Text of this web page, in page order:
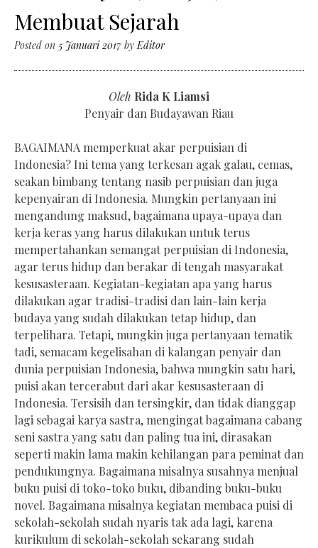
Membuat Sejarah
Posted on 5 Januari 2017byEditor
Oleh Rida K Liamsi
Penyair dan Budayawan Riau
BAGAIMANA memperkuat akar perpuisian di
Indonesia? Ini tema yang terkesan agak galau, cemas,
seakan bimbang tentang nasib perpuisian dan juga
kepenyairan di Indonesia. Mungkin pertanyaan ini
mengandung maksud, bagaimana upaya-upaya dan
kerja keras yang harus dilakukan untuk terus
mempertahankan semangat perpuisian di Indonesia,
agar terus hidup dan berakar di tengah masyarakat
kesusasteraan. Kegiatan-kegiatan apa yang harus
dilakukan agar tradisi-tradisi dan lain-lain kerja
budaya yang sudah dilakukan tetap hidup, dan
terpelihara. Tetapi, mungkin juga pertanyaan tematik
tadi, semacam kegelisahan di kalangan penyair dan
dunia perpuisian Indonesia, bahwa mungkin satu hari,
puisi akan tercerabut dari akar kesusasteraan di
Indonesia. Tersisih dan tersingkir, dan tidak dianggap
lagi sebagai karya sastra, mengingat bagaimana cabang
seni sastra yang satu dan paling tua ini, dirasakan
seperti makin lama makin kehilangan para peminat dan
pendukungnya. Bagaimana misalnya susahnya menjual
buku puisi di toko-toko buku, dibanding buku-buku
novel. Bagaimana misalnya kegiatan membaca puisi di
sekolah-sekolah sudah nyaris tak ada lagi, karena
kurikulum di sekolah-sekolah sekarang sudah